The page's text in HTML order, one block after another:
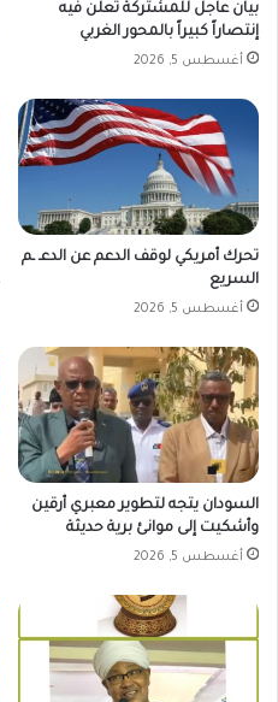
بيان عاجل للمشتركة تعلن فيه
إنتصاراً كبيراً بالمحور الغربي
أغسطس 5, 2026
تحرك أمريكي لوقف الدعم عن الدعـ ـم
السريع
أغسطس 5, 2026
السودان يتجه لتطوير معبري أرقين
وأشكيت إلى موانئ برية حديثة
أغسطس 5, 2026